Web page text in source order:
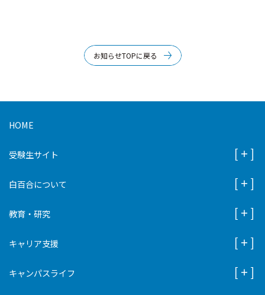
お知らせTOPに戻る
HOME
受験生サイト
白百合について
教育・研究
キャリア支援
キャンパスライフ